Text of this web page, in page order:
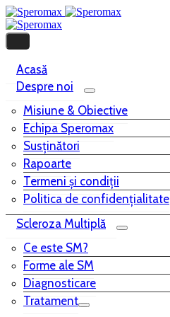
Acasă
Despre noi
Misiune & Obiective
Echipa Speromax
Susținători
Rapoarte
Termeni și condiții
Politica de confidențialitate
Scleroza Multiplă
Ce este SM?
Forme ale SM
Diagnosticare
Tratament